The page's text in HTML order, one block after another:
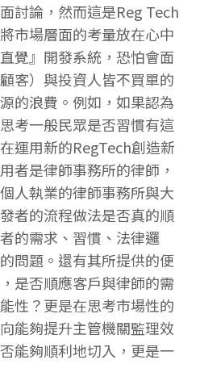
討論，然而這是Reg Tech
市場層面的考量放在心中
覺』開發系統，恐怕會面
客）與投資人皆不買單的
的浪費。例如，如果認為
考一般民眾是否習慣有這
運用新的RegTech創造新
者是律師事務所的律師，
人執業的律師事務所與大
者的流程做法是否真的順
的需求、習慣、法律邏
問題。還有其所提供的便
是否順應客戶與律師的需
性？更是在思考市場性的
能夠提升主管機關監理效
能夠順利地切入，更是一